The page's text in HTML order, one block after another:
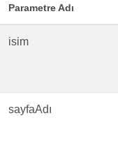
Parametre Adı
isim
sayfaAdı